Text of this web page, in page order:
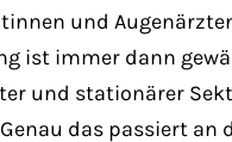
und
ist immer dann
und stationärer
das passiert an